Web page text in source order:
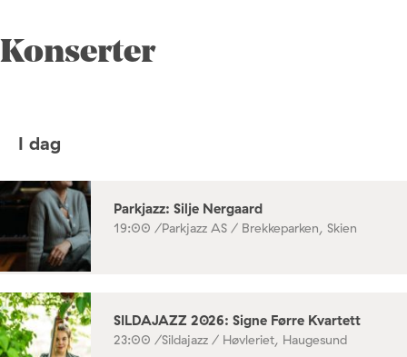
Konserter
I dag
Parkjazz: Silje Nergaard
19:00 /Parkjazz AS / Brekkeparken, Skien
SILDAJAZZ 2026: Signe Førre Kvartett
23:00 /Sildajazz / Høvleriet, Haugesund